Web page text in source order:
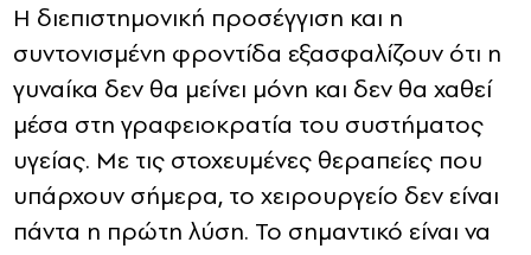
Η διεπιστημονική προσέγγιση και η
συντονισμένη φροντίδα εξασφαλίζουν ότι η
γυναίκα δεν θα μείνει μόνη και δεν θα χαθεί
μέσα στη γραφειοκρατία του συστήματος
υγείας. Με τις στοχευμένες θεραπείες που
υπάρχουν σήμερα, το χειρουργείο δεν είναι
πάντα η πρώτη λύση. Το σημαντικό είναι να